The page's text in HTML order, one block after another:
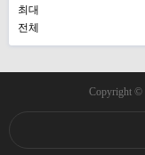
최대
전체
Copyright ©